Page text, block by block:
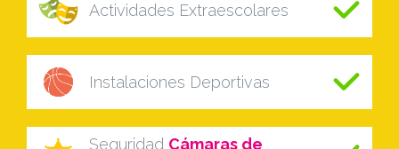
Actividades Extraescolares
Instalaciones Deportivas
Seguridad Cámaras de